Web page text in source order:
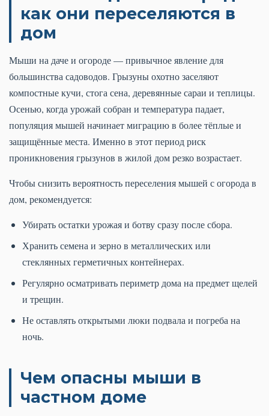
как они переселяются в
дом
Мыши на даче и огороде — привычное явление для
большинства садоводов. Грызуны охотно заселяют
компостные кучи, стога сена, деревянные сараи и теплицы.
Осенью, когда урожай собран и температура падает,
популяция мышей начинает миграцию в более тёплые и
защищённые места. Именно в этот период риск
проникновения грызунов в жилой дом резко возрастает.
Чтобы снизить вероятность переселения мышей с огорода в
дом, рекомендуется:
Убирать остатки урожая и ботву сразу после сбора.
Хранить семена и зерно в металлических или
стеклянных герметичных контейнерах.
Регулярно осматривать периметр дома на предмет щелей
и трещин.
Не оставлять открытыми люки подвала и погреба на
ночь.
Чем опасны мыши в
частном доме